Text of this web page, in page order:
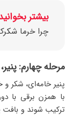
بیشتر
چرا خرما
مرحله چهارم:
پنیر خامه‌ای، شکر
ترکیب شوند و بافت